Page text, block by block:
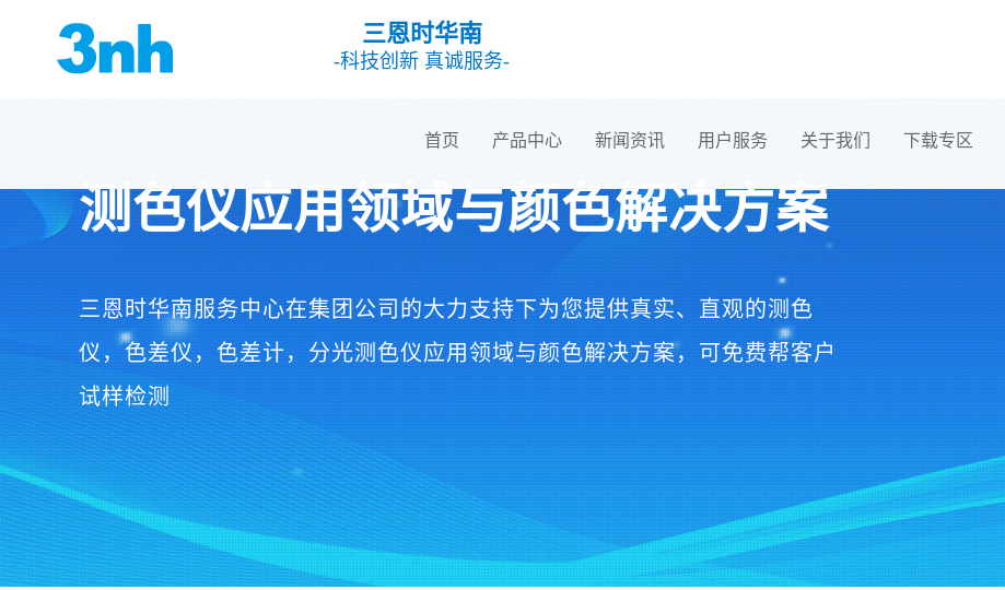
三恩时华南
-科技创新 真诚服务-
首页 产品中心 新闻资讯 用户服务 关于我们 下载专区
测色仪应用领域与颜色解决方案
三恩时华南服务中心在集团公司的大力支持下为您提供真实、直观的测色
仪，色差仪，色差计，分光测色仪应用领域与颜色解决方案，可免费帮客户
试样检测